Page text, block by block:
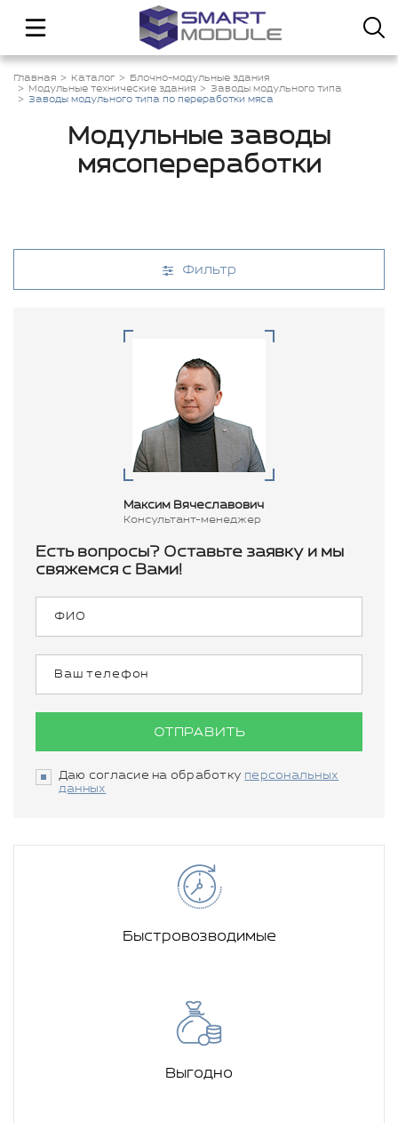
Главная Каталог
Блочно-модульные здания
Модульные технические здания
Заводы модульного типа
Заводы модульного типа по переработки мяса
Модульные заводы
мясопереработки
Фильтр
Максим Вячеславович
Консультант-менеджер
Есть вопросы? Оставьте заявку и мы
свяжемся с Вами!
ОТПРАВИТЬ
Даю согласие на обработку персональных
данных
Быстровозводимые
Выгодно